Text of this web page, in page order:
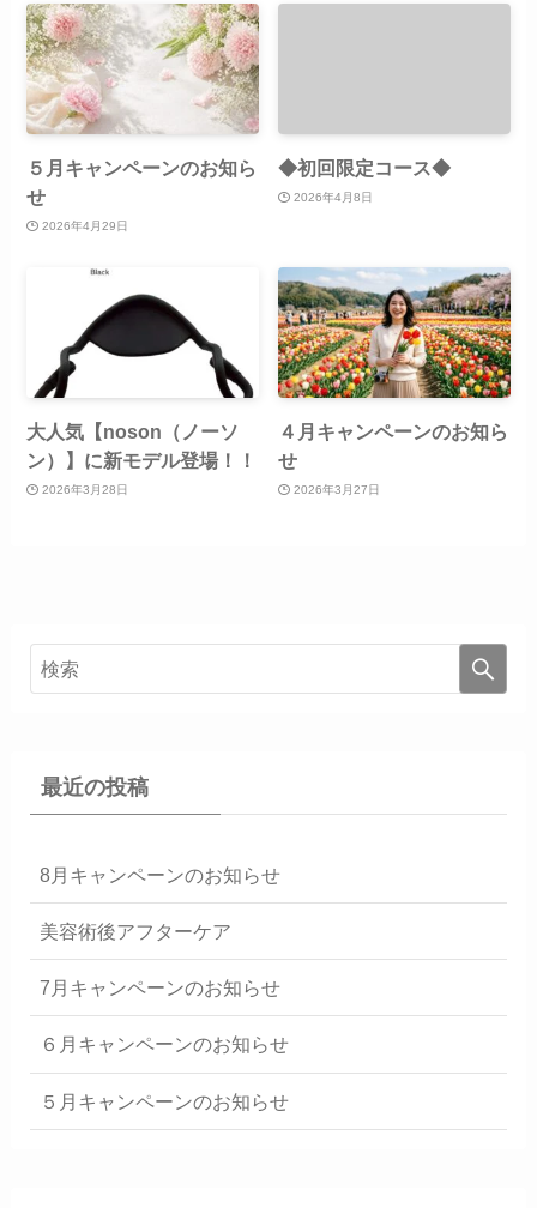
５月キャンペーンのお知ら
せ
2026年4月29日
◆初回限定コース◆
2026年4月8日
大人気【noson（ノーソ
ン）】に新モデル登場！！
2026年3月28日
４月キャンペーンのお知ら
せ
2026年3月27日
最近の投稿
8月キャンペーンのお知らせ
美容術後アフターケア
7月キャンペーンのお知らせ
６月キャンペーンのお知らせ
５月キャンペーンのお知らせ